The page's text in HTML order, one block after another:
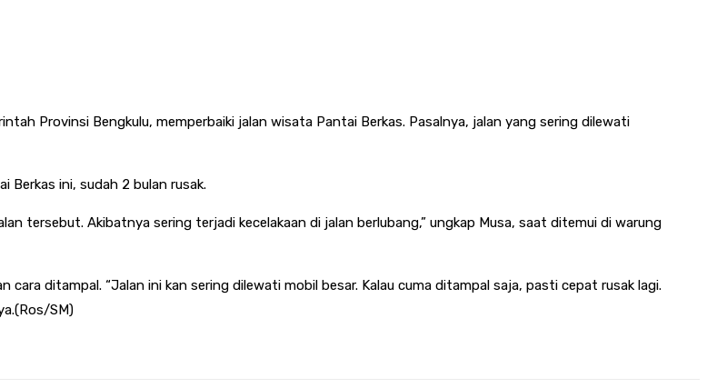
Provinsi Bengkulu, memperbaiki jalan wisata Pantai Berkas. Pasalnya, jalan yang sering dilewati
Berkas ini, sudah 2 bulan rusak.
tersebut. Akibatnya sering terjadi kecelakaan di jalan berlubang,” ungkap Musa, saat ditemui di warung
ditampal. “Jalan ini kan sering dilewati mobil besar. Kalau cuma ditampal saja, pasti cepat rusak lagi.
SM)